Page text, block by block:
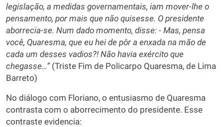
legislação, a medidas governamentais, iam mover-lhe o
pensamento, por mais que não quisesse. O presidente
aborrecia-se. Num dado momento, disse: - Mas, pensa
você, Quaresma, que eu hei de pôr a enxada na mão de
cada um desses vadios?! Não havia exército que
chegasse…”(Triste Fim de Policarpo Quaresma, de Lima
Barreto)
No diálogo com Floriano, o entusiasmo de Quaresma
contrasta com o aborrecimento do presidente. Esse
contraste evidencia: